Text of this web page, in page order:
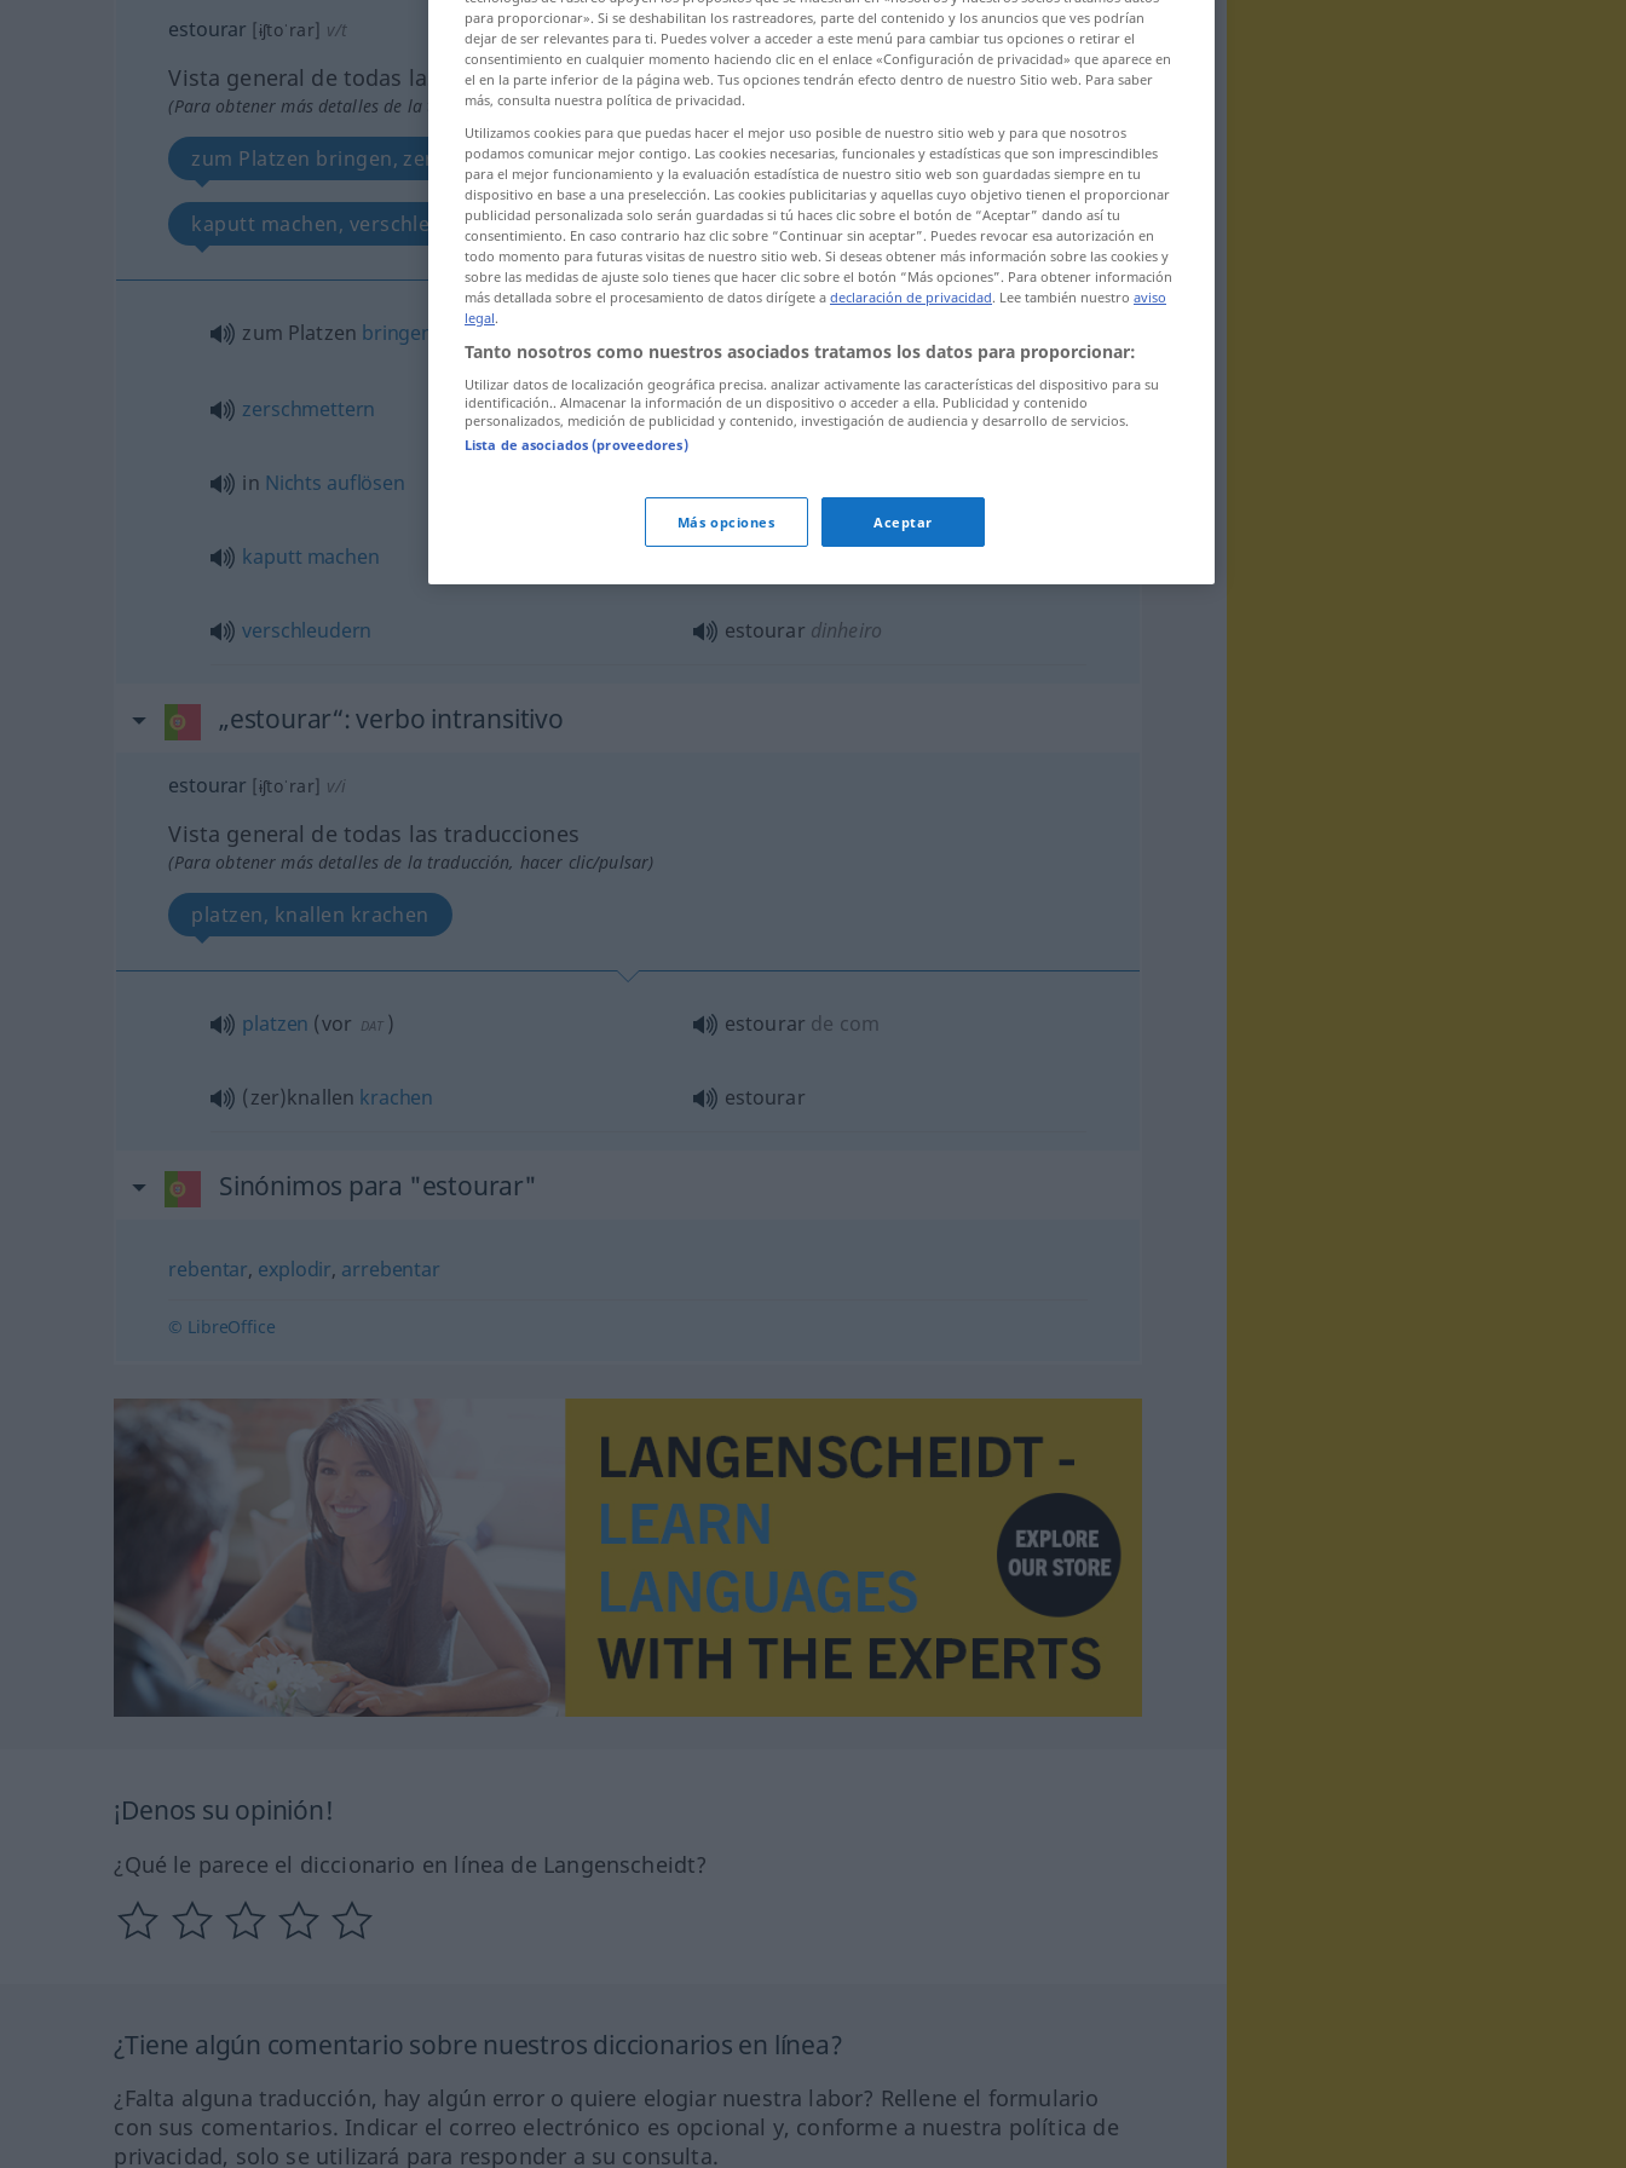
estourar [ɨʃtoˈrar] v/t
Vista general de todas las traducciones
(Para obtener más detalles de la traducción, hacer clic/pulsar)
zum Platzen bringen, zerschmettern, in Nichts auflösen
kaputt machen, verschleudern
zum Platzen bringen
zerschmettern estourar(≈ esmagar)
in Nichts auflösen
kaputt machen
verschleudern estourar dinheiro
„estourar“: verbo intransitivo
estourar [ɨʃtoˈrar] v/i
Vista general de todas las traducciones
(Para obtener más detalles de la traducción, hacer clic/pulsar)
platzen, knallen krachen
platzen (vor DAT ) estourar de com
(zer)knallen krachen estourar
Sinónimos para "estourar"
rebentar, explodir, arrebentar
© LibreOffice
¡Denos su opinión!
¿Qué le parece el diccionario en línea de Langenscheidt?
¿Tiene algún comentario sobre nuestros diccionarios en línea?
¿Falta alguna traducción, hay algún error o quiere elogiar nuestra labor? Rellene el formulario
con sus comentarios. Indicar el correo electrónico es opcional y, conforme a nuestra política de
privacidad, solo se utilizará para responder a su consulta.
para proporcionar». Si se deshabilitan los rastreadores, parte del contenido y los anuncios que ves podrían
dejar de ser relevantes para ti. Puedes volver a acceder a este menú para cambiar tus opciones o retirar el
consentimiento en cualquier momento haciendo clic en el enlace «Configuración de privacidad» que aparece en
el en la parte inferior de la página web. Tus opciones tendrán efecto dentro de nuestro Sitio web. Para saber
más, consulta nuestra política de privacidad.
Utilizamos cookies para que puedas hacer el mejor uso posible de nuestro sitio web y para que nosotros
podamos comunicar mejor contigo. Las cookies necesarias, funcionales y estadísticas que son imprescindibles
para el mejor funcionamiento y la evaluación estadística de nuestro sitio web son guardadas siempre en tu
dispositivo en base a una preselección. Las cookies publicitarias y aquellas cuyo objetivo tienen el proporcionar
publicidad personalizada solo serán guardadas si tú haces clic sobre el botón de “Aceptar” dando así tu
consentimiento. En caso contrario haz clic sobre “Continuar sin aceptar”. Puedes revocar esa autorización en
todo momento para futuras visitas de nuestro sitio web. Si deseas obtener más información sobre las cookies y
sobre las medidas de ajuste solo tienes que hacer clic sobre el botón “Más opciones”. Para obtener información
más detallada sobre el procesamiento de datos dirígete a declaración de privacidad. Lee también nuestro aviso
legal.
Tanto nosotros como nuestros asociados tratamos los datos para proporcionar:
Utilizar datos de localización geográfica precisa. analizar activamente las características del dispositivo para su
identificación.. Almacenar la información de un dispositivo o acceder a ella. Publicidad y contenido
personalizados, medición de publicidad y contenido, investigación de audiencia y desarrollo de servicios.
Lista de asociados (proveedores)
Más opciones Aceptar